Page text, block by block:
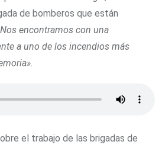
de bomberos que están
encontramos con una
a uno de los incendios más
el trabajo de las brigadas de